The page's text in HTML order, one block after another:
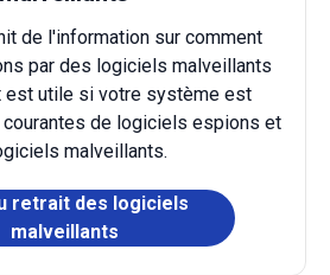
de l'information sur comment
par des logiciels malveillants
est utile si votre système est
de logiciels espions et
malveillants.
retrait des logiciels
malveillants